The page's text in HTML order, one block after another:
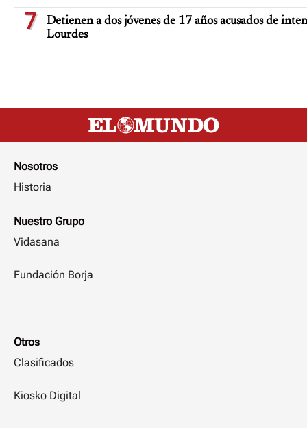
7
Detienen a dos jóvenes de 17 años acusados de
Lourdes
Nosotros
Historia
Nuestro Grupo
Vidasana
Fundación Borja
Otros
Clasificados
Kiosko Digital